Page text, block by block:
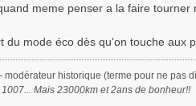
meme penser a la faire
du mode éco dès qu'on touche aux
modérateur historique (terme pour ne pas
Mais 23000km et 2ans de bonheur!!